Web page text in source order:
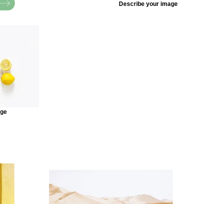
Describe your image